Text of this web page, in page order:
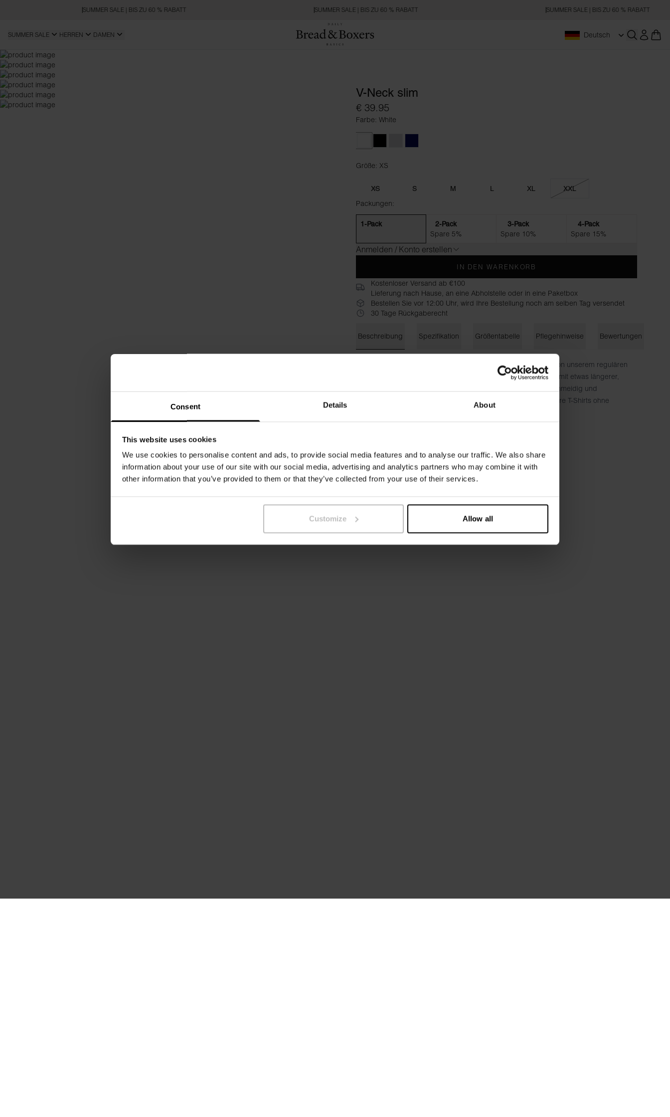
Consent Details About
This website uses cookies
We use cookies to personalise content and ads, to provide social media features and to analyse our traffic. We also share
information about your use of our site with our social media, advertising and analytics partners who may combine it with
other information that you’ve provided to them or that they’ve collected from your use of their services.
Customize Allow all
SUMMER SALE | BIS ZU 60 % RABATT SUMMER SALE | BIS ZU 60 % RABATT SUMMER SALE | BIS ZU 60 % RABATT
SUMMER SALE HERREN DAMEN
Deutsch
SLIM FIT
V-Neck slim
€ 39.95
Farbe: White
Größe: XS
XS S M L XL XXL
Packungen:
1-Pack 2-Pack
Spare 5%
3-Pack
Spare 10%
4-Pack
Spare 15%
Anmelden / Konto erstellen
IN DEN WARENKORB
Kostenloser Versand ab €100
Lieferung nach Hause, an eine Abholstelle oder in eine Paketbox
Bestellen Sie vor 12:00 Uhr, wird Ihre Bestellung noch am selben Tag versendet
30 Tage Rückgaberecht
Beschreibung Spezifikation Größentabelle Pflegehinweise Bewertungen
Der Ausschnitt ist das einzige Merkmal, das den V-Ausschnitt von unserem regulären
Rundhalsausschnitt unterscheidet. Ein klassischer V-Ausschnitt mit etwas längerer,
schmalerer Passform aus feinem Stretch-Jersey, der sich geschmeidig und
körperbetont anfühlt. Verdeckte Naht am Hals und wie alle unsere T-Shirts ohne
Das Model auf dem Bild ist 185 cm groß und trägt Größe M.